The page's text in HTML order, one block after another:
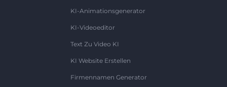
KI-Animationsgenerator
KI-Videoeditor
Text Zu Video KI
KI Website Erstellen
Firmennamen Generator